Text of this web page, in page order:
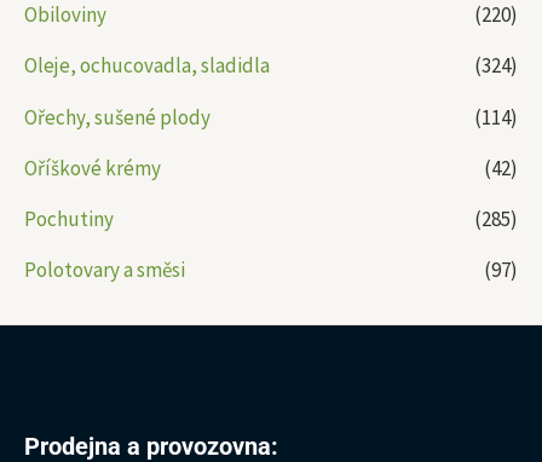
Obiloviny
(220)
Oleje, ochucovadla, sladidla
(324)
Ořechy, sušené plody
(114)
Oříškové krémy
(42)
Pochutiny
(285)
Polotovary a směsi
(97)
Prodejna a provozovna: